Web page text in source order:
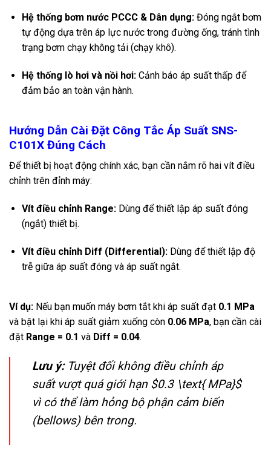
Hệ thống bơm nước PCCC & Dân dụng:Đóng ngắt bơm
tự động dựa trên áp lực nước trong đường ống, tránh tình
trạng bơm chạy không tải (chạy khô).
Hệ thống lò hơi và nồi hơi:Cảnh báo áp suất thấp để
đảm bảo an toàn vận hành.
Hướng Dẫn Cài Đặt Công Tắc Áp Suất SNS-
C101X Đúng Cách
Để thiết bị hoạt động chính xác, bạn cần nắm rõ hai vít điều
chỉnh trên đỉnh máy:
Vít điều chỉnh Range:Dùng để thiết lập áp suất đóng
(ngắt) thiết bị.
Vít điều chỉnh Diff (Differential):Dùng để thiết lập độ
trễ giữa áp suất đóng và áp suất ngắt.
Ví dụ: Nếu bạn muốn máy bơm tắt khi áp suất đạt 0.1 MPa
và bật lại khi áp suất giảm xuống còn 0.06 MPa, bạn cần cài
đặt Range = 0.1 và Diff = 0.04.
Lưu ý:Tuyệt đối không điều chỉnh áp
suất vượt quá giới hạn $0.3 \text{ MPa}$
vì có thể làm hỏng bộ phận cảm biến
(bellows) bên trong.